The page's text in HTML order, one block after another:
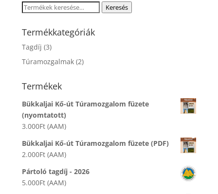
Keresés
következőre:
Keresés
Termékkategóriák
Tagdíj (3)
Túramozgalmak (2)
Termékek
Bükkaljai Kő-út Túramozgalom füzete
(nyomtatott)
3.000Ft (AAM)
Bükkaljai Kő-út Túramozgalom füzete (PDF)
2.000Ft (AAM)
Pártoló tagdíj - 2026
5.000Ft (AAM)